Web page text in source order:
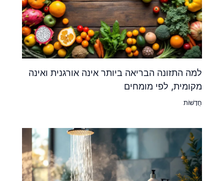
למה התזונה הבריאה ביותר אינה אורגנית ואינה
מקומית, לפי מומחים
חֲדָשׁוֹת